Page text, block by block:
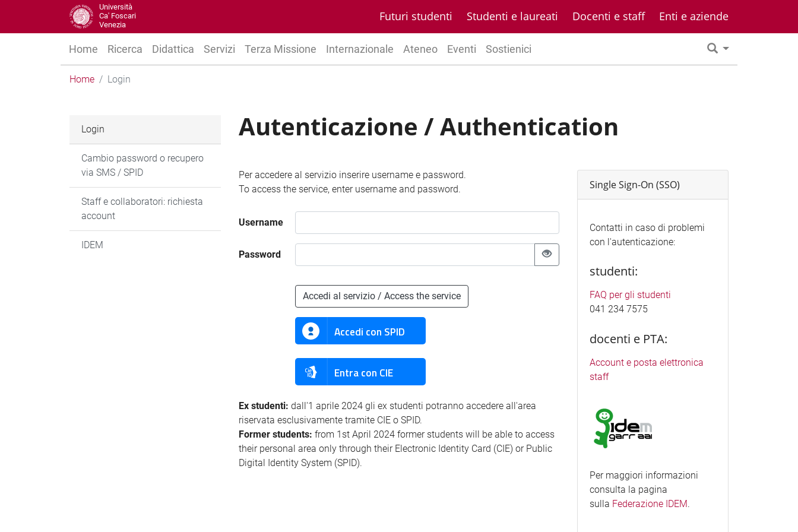
Università
Ca' Foscari
Venezia
Futuri studenti Studenti e laureati Docenti e staff Enti e aziende
Home Ricerca Didattica Servizi Terza Missione Internazionale Ateneo Eventi Sostienici
Home Login
Autenticazione / Authentication
Per accedere al servizio inserire username e password.
To access the service, enter username and password.
Username
Password
Accedi al servizio / Access the service
Accedi con SPID
Entra con CIE
Ex studenti: dall'1 aprile 2024 gli ex studenti potranno accedere all'area
riservata esclusivamente tramite CIE o SPID.
Former students: from 1st April 2024 former students will be able to access
their personal area only through their Electronic Identity Card (CIE) or Public
Digital Identity System (SPID).
Single Sign-On (SSO)
Contatti in caso di problemi
con l'autenticazione:
studenti:
FAQ per gli studenti
041 234 7575
docenti e PTA:
Account e posta elettronica
staff
Per maggiori informazioni
consulta la pagina
sulla Federazione IDEM.
Login
Cambio password o recupero
via SMS / SPID
Staff e collaboratori: richiesta
account
IDEM